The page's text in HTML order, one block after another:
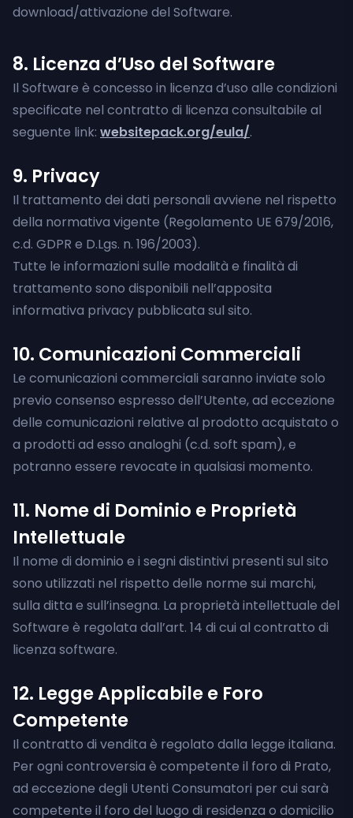
download/attivazione del Software.
8. Licenza d’Uso del Software
Il Software è concesso in licenza d’uso alle condizioni
specificate nel contratto di licenza consultabile al
seguente link: websitepack.org/eula/.
9. Privacy
Il trattamento dei dati personali avviene nel rispetto
della normativa vigente (Regolamento UE 679/2016,
c.d. GDPR e D.Lgs. n. 196/2003).
Tutte le informazioni sulle modalità e finalità di
trattamento sono disponibili nell’apposita
informativa privacy pubblicata sul sito.
10. Comunicazioni Commerciali
Le comunicazioni commerciali saranno inviate solo
previo consenso espresso dell’Utente, ad eccezione
delle comunicazioni relative al prodotto acquistato o
a prodotti ad esso analoghi (c.d. soft spam), e
potranno essere revocate in qualsiasi momento.
11. Nome di Dominio e Proprietà
Intellettuale
Il nome di dominio e i segni distintivi presenti sul sito
sono utilizzati nel rispetto delle norme sui marchi,
sulla ditta e sull’insegna. La proprietà intellettuale del
Software è regolata dall’art. 14 di cui al contratto di
licenza software.
12. Legge Applicabile e Foro
Competente
Il contratto di vendita è regolato dalla legge italiana.
Per ogni controversia è competente il foro di Prato,
ad eccezione degli Utenti Consumatori per cui sarà
competente il foro del luogo di residenza o domicilio